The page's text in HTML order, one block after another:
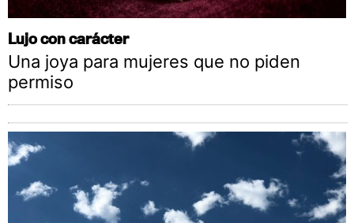
Lujo con carácter
Una joya para mujeres que no piden
permiso